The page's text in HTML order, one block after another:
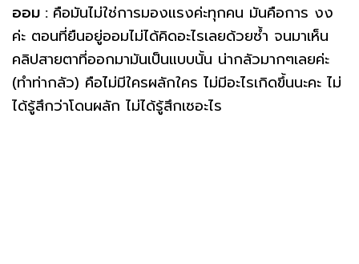
ออม : คือมันไม่ใช่การมองแรงค่ะทุกคน มันคือการ งง
ค่ะ ตอนที่ยืนอยู่ออมไม่ได้คิดอะไรเลยด้วยซ้ำ จนมาเห็น
คลิปสายตาที่ออกมามันเป็นแบบนั้น น่ากลัวมากๆเลยค่ะ
(ทำท่ากลัว) คือไม่มีใครผลักใคร ไม่มีอะไรเกิดขึ้นนะคะ ไม่
ได้รู้สึกว่าโดนผลัก ไม่ได้รู้สึกเซอะไร